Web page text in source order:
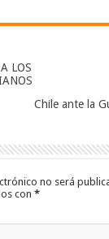
LOS
Chile ante la
no será
con*